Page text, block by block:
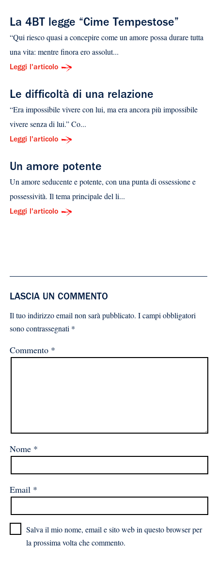
La 4BT legge “Cime Tempestose”
“Qui riesco quasi a concepire come un amore possa durare tutta
una vita: mentre finora ero assolut...
Leggi l'articolo
Le difficoltà di una relazione
“Era impossibile vivere con lui, ma era ancora più impossibile
vivere senza di lui.” Co...
Leggi l'articolo
Un amore potente
Un amore seducente e potente, con una punta di ossessione e
possessività. Il tema principale del li...
Leggi l'articolo
LASCIA UN COMMENTO
Il tuo indirizzo email non sarà pubblicato. I campi obbligatori
sono contrassegnati *
Commento *
Nome *
Email *
Salva il mio nome, email e sito web in questo browser per
la prossima volta che commento.